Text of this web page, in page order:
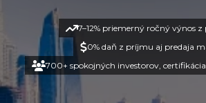
7–12% priemerný ročný výnos
0% daň z príjmu aj predaja
700+ spokojných investorov, certifikácia